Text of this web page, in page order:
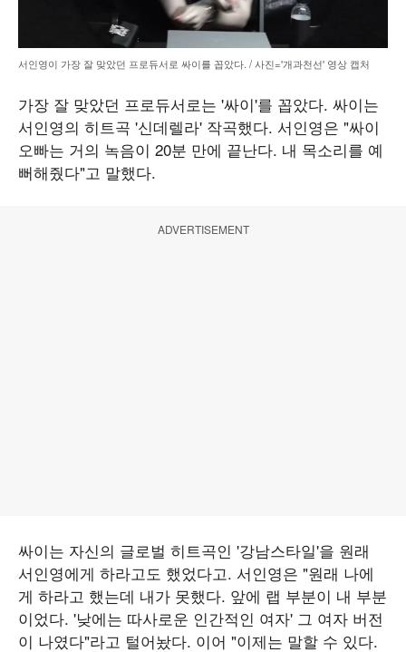
서인영이 가장 잘 맞았던 프로듀서로 싸이를 꼽았다. / 사진='개과천선' 영상 캡처
가장 잘 맞았던 프로듀서로는 '싸이'를 꼽았다. 싸이는
서인영의 히트곡 '신데렐라' 작곡했다. 서인영은 "싸이
오빠는 거의 녹음이 20분 만에 끝난다. 내 목소리를 예
뻐해줬다"고 말했다.
ADVERTISEMENT
싸이는 자신의 글로벌 히트곡인 '강남스타일'을 원래
서인영에게 하라고도 했었다고. 서인영은 "원래 나에
게 하라고 했는데 내가 못했다. 앞에 랩 부분이 내 부분
이었다. '낮에는 따사로운 인간적인 여자' 그 여자 버전
이 나였다"라고 털어놨다. 이어 "이제는 말할 수 있다.